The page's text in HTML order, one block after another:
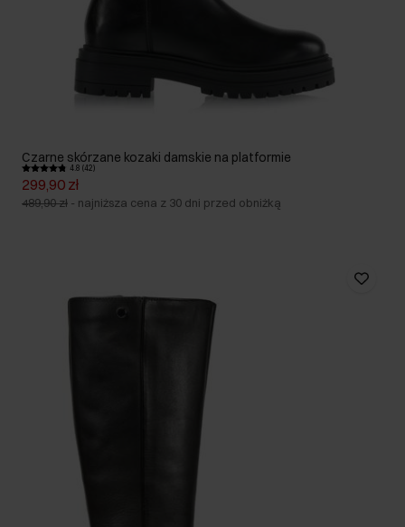
Czarne skórzane kozaki damskie na platformie
4.8 (42)
299,90 zł
489,90 zł - najniższa cena z 30 dni przed obniżką